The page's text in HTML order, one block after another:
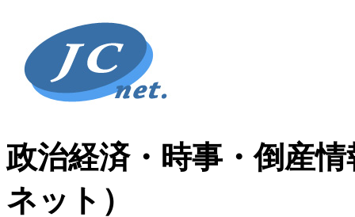
政治経済・時事・倒産
ネット）